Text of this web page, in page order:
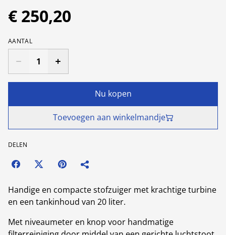
€ 250,20
AANTAL
Nu kopen
Toevoegen aan winkelmandje
DELEN
Handige en compacte stofzuiger met krachtige turbine
en een tankinhoud van 20 liter.
Met niveaumeter en knop voor handmatige